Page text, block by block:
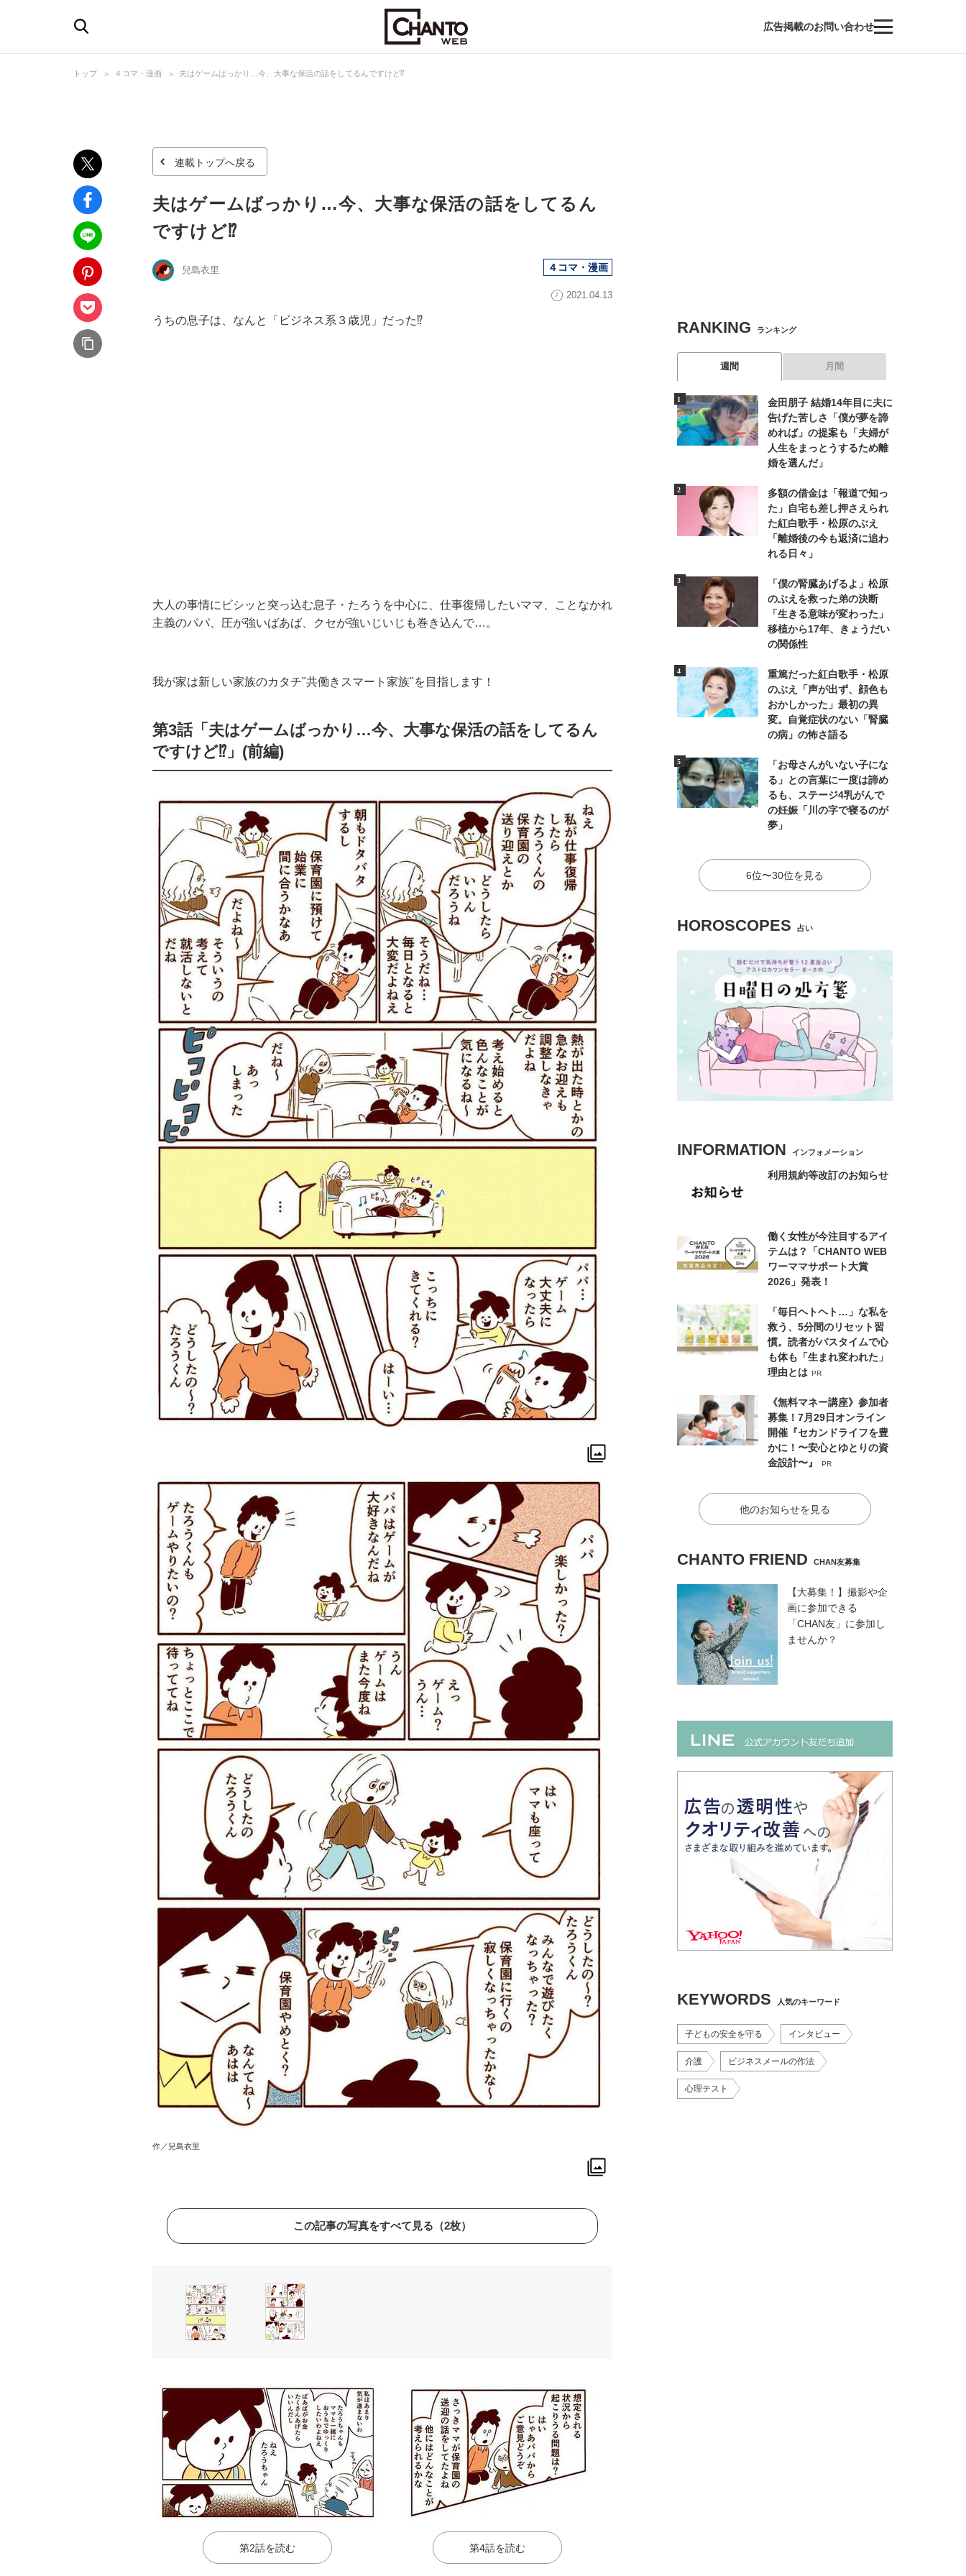
広告掲載のお問い合わせ
トップ ４コマ・漫画 夫はゲームばっかり…今、大事な保活の話をしてるんですけど⁉︎
連載トップへ戻る
夫はゲームばっかり…今、大事な保活の話をしてるん
ですけど⁉︎
兒島衣里 ４コマ・漫画
2021.04.13
うちの息子は、なんと「ビジネス系３歳児」だった⁉︎
大人の事情にビシッと突っ込む息子・たろうを中心に、仕事復帰したいママ、ことなかれ
主義のパパ、圧が強いばあば、クセが強いじいじも巻き込んで…。
我が家は新しい家族のカタチ"共働きスマート家族"を目指します！
第3話「夫はゲームばっかり…今、大事な保活の話をしてるん
ですけど⁉︎」(前編)
作／兒島衣里
この記事の写真をすべて見る（2枚）
第2話を読む 第4話を読む
RANKING ランキング
週間 月間
金田朋子 結婚14年目に夫に
告げた苦しさ「僕が夢を諦
めれば」の提案も「夫婦が
人生をまっとうするため離
婚を選んだ」
多額の借金は「報道で知っ
た」自宅も差し押さえられ
た紅白歌手・松原のぶえ
「離婚後の今も返済に追わ
れる日々」
「僕の腎臓あげるよ」松原
のぶえを救った弟の決断
「生きる意味が変わった」
移植から17年、きょうだい
の関係性
重篤だった紅白歌手・松原
のぶえ「声が出ず、顔色も
おかしかった」最初の異
変。自覚症状のない「腎臓
の病」の怖さ語る
「お母さんがいない子にな
る」との言葉に一度は諦め
るも、ステージ4乳がんで
の妊娠「川の字で寝るのが
夢」
6位〜30位を見る
HOROSCOPES 占い
INFORMATION インフォメーション
利用規約等改訂のお知らせ
働く女性が今注目するアイ
テムは？「CHANTO WEB
ワーママサポート大賞
2026」発表！
「毎日ヘトヘト…」な私を
救う、5分間のリセット習
慣。読者がバスタイムで心
も体も「生まれ変われた」
理由とは PR
《無料マネー講座》参加者
募集！7月29日オンライン
開催『セカンドライフを豊
かに！〜安心とゆとりの資
金設計〜』
PR
他のお知らせを見る
CHANTO FRIEND CHAN友募集
【大募集！】撮影や企
画に参加できる
「CHAN友」に参加し
ませんか？
KEYWORDS 人気のキーワード
子どもの安全を守る インタビュー
介護 ビジネスメールの作法
心理テスト